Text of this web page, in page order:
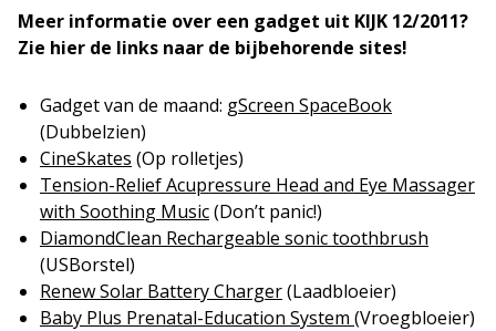
Meer informatie over een gadget uit KIJK 12/2011?
Zie hier de links naar de bijbehorende sites!
Gadget van de maand: gScreen SpaceBook
(Dubbelzien)
CineSkates (Op rolletjes)
Tension-Relief Acupressure Head and Eye Massager
with Soothing Music(Don’t panic!)
DiamondClean Rechargeable sonic toothbrush
(USBorstel)
Renew Solar Battery Charger(Laadbloeier)
Baby Plus Prenatal-Education System (Vroegbloeier)